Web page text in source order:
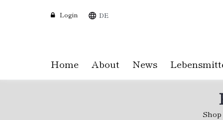
DE
Login
Home About News
Shop